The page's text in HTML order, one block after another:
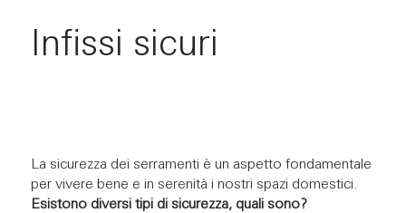
Infissi sicuri
La sicurezza dei serramenti è un aspetto fondamentale
per vivere bene e in serenità i nostri spazi domestici.
Esistono diversi tipi di sicurezza, quali sono?